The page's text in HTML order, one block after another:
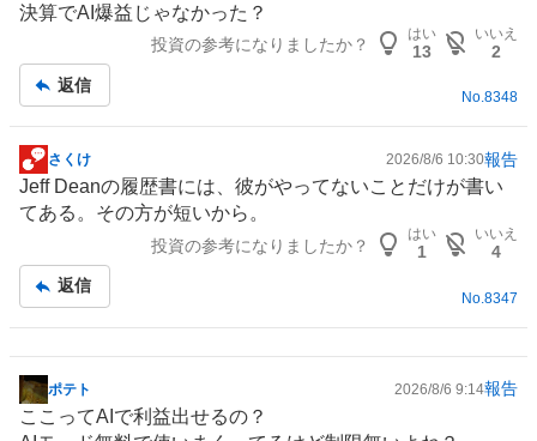
板
決算でAI爆益じゃなかった？
投資の参考になりましたか？
はい
13
いいえ
2
返信
No.8348
掲
示
板
さくけ 2026/8/6 10:30報告
Jeff Deanの履歴書には、彼がやってないことだけが書い
てある。その方が短いから。
投資の参考になりましたか？
はい
1
いいえ
4
返信
No. 8347
掲
示
ポテト 2026/8/6 9:14報告
ここってAIで利益出せるの？